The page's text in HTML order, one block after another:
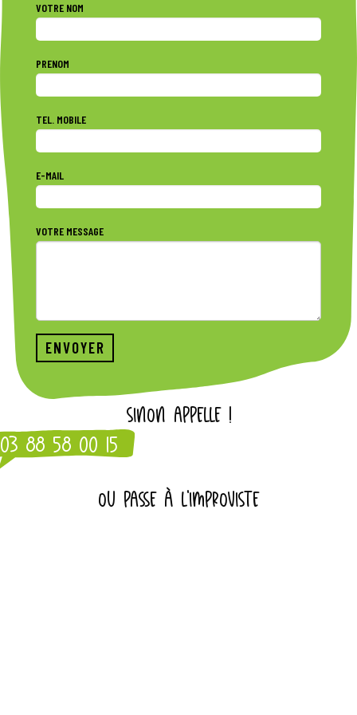
VOTRE NOM
PRENOM
TEL. MOBILE
E-MAIL
VOTRE MESSAGE
SINON APPELLE !
03 88 58 00 15
OU PASSE À L'IMPROVISTE